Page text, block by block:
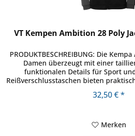
VT Kempen Ambition 28 Poly
PRODUKTBESCHREIBUNG: Die
Damen überzeugt mit einer
funktionalen Details für Sport
Reißverschlusstaschen bieten
32,50 € *
Merken